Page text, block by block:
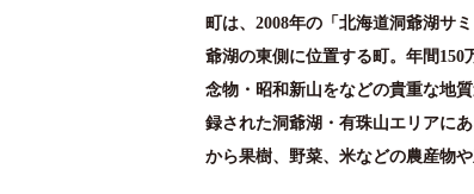
町は、2008年の「北海道洞爺湖サ
爺湖の東側に位置する町。年間
念物・昭和新山をなどの貴重な地
録された洞爺湖・有珠山エリアに
から果樹、野菜、米などの農産物